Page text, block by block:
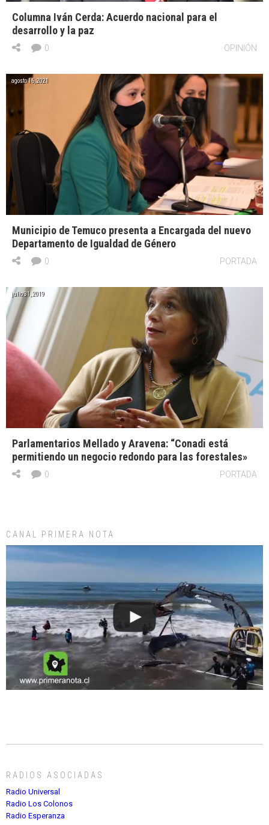
Columna Iván Cerda: Acuerdo nacional para el
desarrollo y la paz
OPINIÓN
0
agosto 16, 2021
Municipio de Temuco presenta a Encargada del nuevo
Departamento de Igualdad de Género
PORTADA
0
julio 31, 2019
Parlamentarios Mellado y Aravena: “Conadi está
permitiendo un negocio redondo para las forestales»
PORTADA
0
CANAL PRIMERA NOTA
RADIOS ASOCIADAS
Radio Universal
Radio Los Colonos
Radio Esperanza